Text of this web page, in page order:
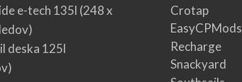
e-tech 135l (248 x
deska 125l
Crotap
EasyCPMods
Recharge
Snackyard